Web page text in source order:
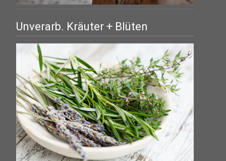
Unverarb. Kräuter + Blüten